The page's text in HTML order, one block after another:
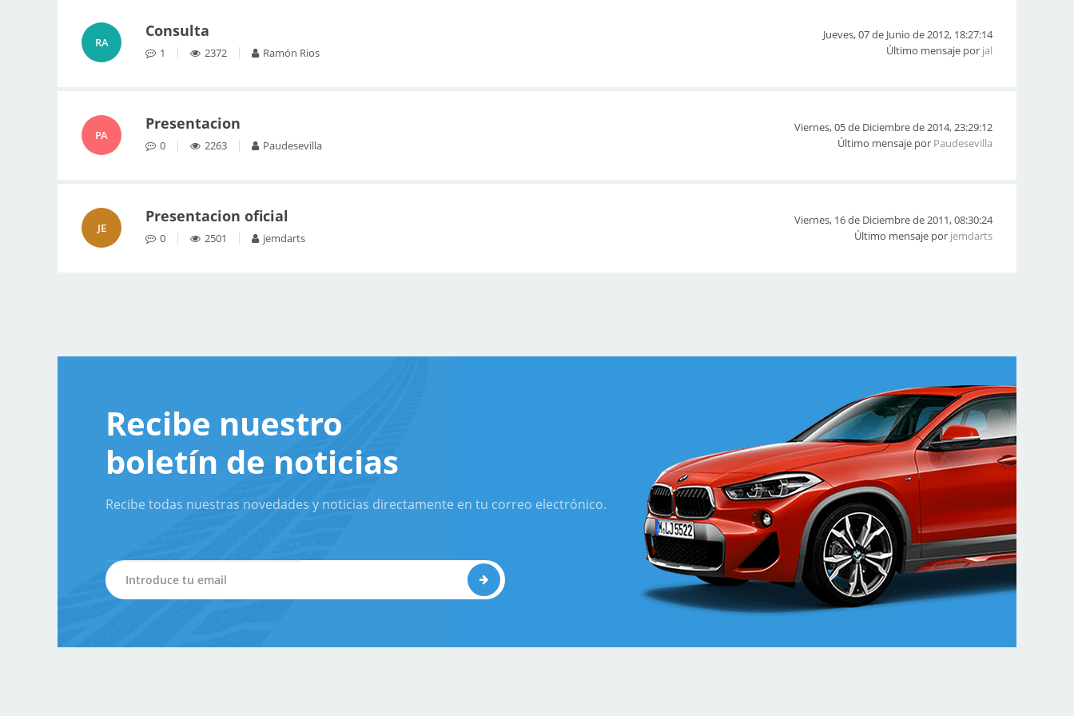
RA
Consulta
1 2372 Ramón Rios
Jueves, 07 de Junio de 2012, 18:27:14
Último mensaje por jal
PA
Presentacion
0 2263 Paudesevilla
Viernes, 05 de Diciembre de 2014, 23:29:12
Último mensaje por Paudesevilla
JE
Presentacion oficial
0 2501 jemdarts
Viernes, 16 de Diciembre de 2011, 08:30:24
Último mensaje por jemdarts
Recibe nuestro
boletín de noticias
Recibe todas nuestras novedades y noticias directamente en tu correo electrónico.